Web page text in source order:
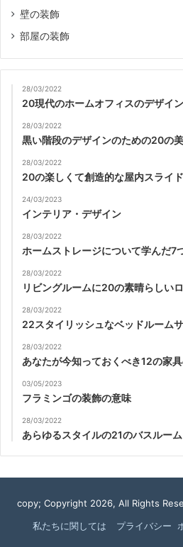
壁の装飾
部屋の装飾
28/03/2022
20現代のホームオフィスのデザイ
28/03/2022
黒い階段のデザインのための20の
28/03/2022
20の楽しくて創造的な屋内スライ
24/03/2023
インテリア・デザイン
28/03/2022
ホームストレージについて学んだ7
28/03/2022
リビングルームに20の素晴らしい
28/03/2022
22スタイリッシュなベッドルーム
28/03/2022
あなたが今知っておくべき12の家
03/05/2023
フラミンゴの装飾の意味
28/03/2022
あらゆるスタイルの21のバスルー
copy; Copyright 2026, All Rights
私たちに関しては
プライバシー